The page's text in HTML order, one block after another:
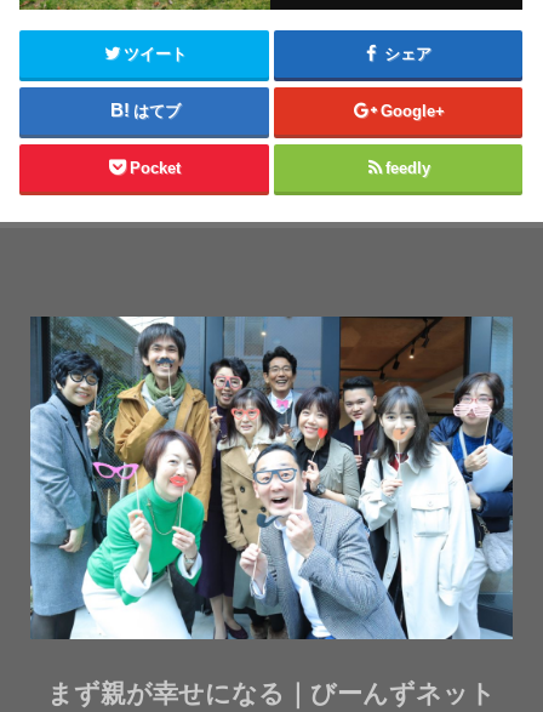
ツイート シェア
はてブ Google+
Pocket feedly
まず親が幸せになる｜びーんずネット